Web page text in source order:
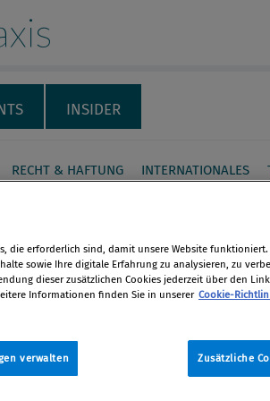
INSIDER
RECHT & HAFTUNG INTERNATIONALES
UBO Monitoring:
& deren
permanent im Blick
Monitoring von
und ihren Eigentümern.
die erforderlich sind, damit unsere Website
sowie Ihre digitale Erfahrung zu analysieren, zu
dieser zusätzlichen Cookies jederzeit über den Link
Informationen finden Sie in unserer Cookie-
Zusätzliche
verwalten